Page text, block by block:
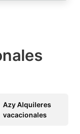
Azy Alquileres
vacacionales